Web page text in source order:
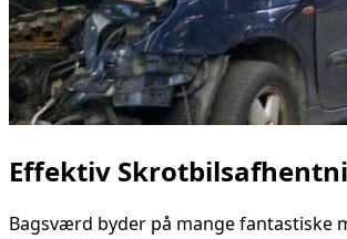
Effektiv
Bagsværd byder på mange fantastiske